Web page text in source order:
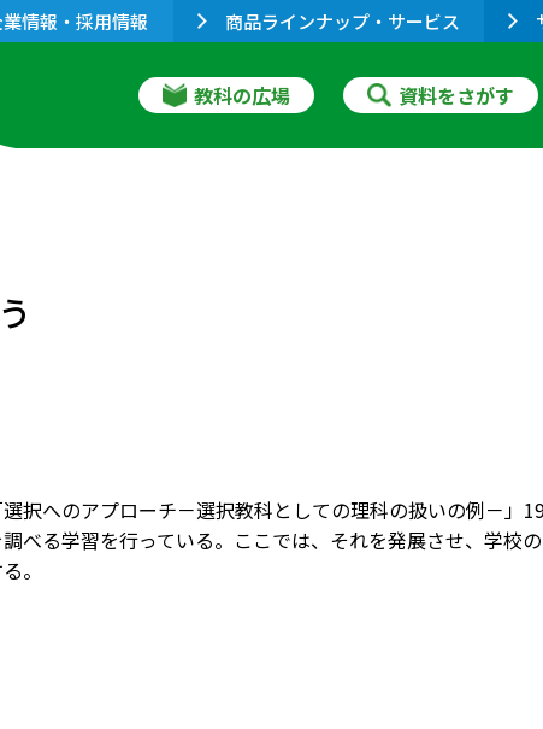
情報・採用情報 商品ラインナップ・サービス
教科の広場 資料をさがす
択へのアプローチ－選択教科としての理科の扱いの例－」
べる学習を行っている。ここでは、それを発展させ、学校
。